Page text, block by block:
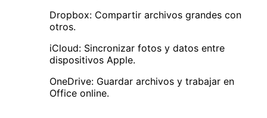
Dropbox: Compartir archivos grandes con
otros.
iCloud: Sincronizar fotos y datos entre
dispositivos Apple.
OneDrive: Guardar archivos y trabajar en
Office online.